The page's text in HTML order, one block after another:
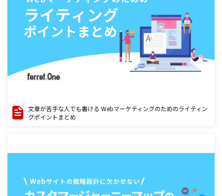
文章が苦手な人でも書ける Webマーケティングのためのライティン
グポイントまとめ